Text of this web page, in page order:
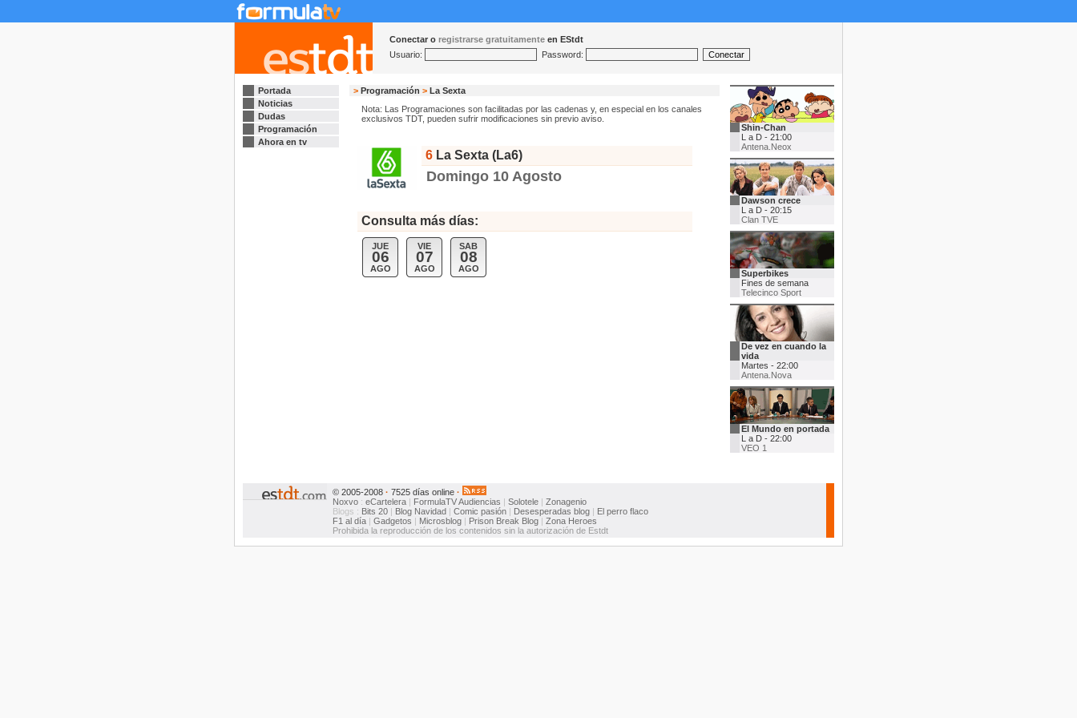
Conectar o registrarse gratuitamente en EStdt
Usuario:
Password:
Portada
Noticias
Dudas
Programación
Ahora en tv
> Programación > La Sexta
Nota: Las Programaciones son facilitadas por las cadenas y, en especial en los canales
exclusivos TDT, pueden sufrir modificaciones sin previo aviso.
6 La Sexta (La6)
Domingo 10 Agosto
Consulta más días:
JUE
06
AGO
VIE
07
AGO
SAB
08
AGO
Shin-Chan
L a D - 21:00
Antena.Neox
Dawson crece
L a D - 20:15
Clan TVE
Superbikes
Fines de semana
Telecinco Sport
De vez en cuando la
vida
Martes - 22:00
Antena.Nova
El Mundo en portada
L a D - 22:00
VEO 1
© 2005-2008 · 7525 días online ·
Noxvo : eCartelera | FormulaTVAudiencias | Solotele | Zonagenio
Blogs : Bits 20 | Blog Navidad | Comic pasión | Desesperadas blog | El perro flaco
F1 al día | Gadgetos | Microsblog | Prison Break Blog | Zona Heroes
Prohibida la reproducción de los contenidos sin la autorización de Estdt